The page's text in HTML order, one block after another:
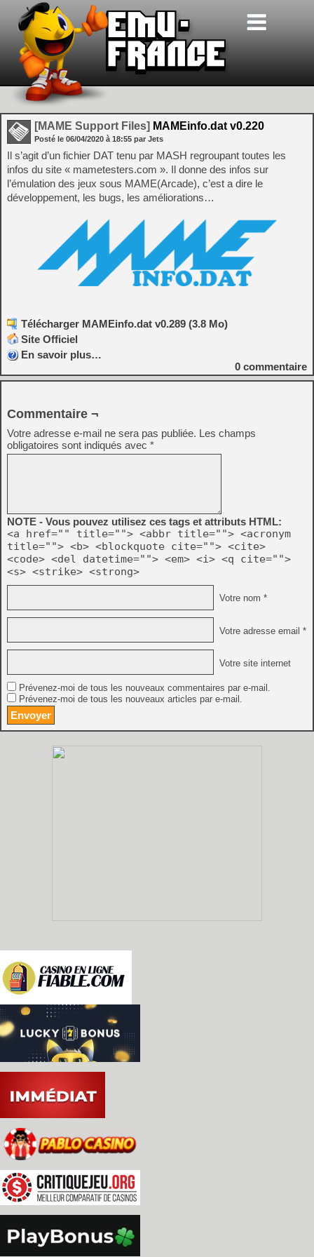
[MAME Support Files] MAMEinfo.dat v0.220
Posté le 06/04/2020 à 18:55 par Jets
Il s’agit d’un fichier DAT tenu par MASH regroupant toutes les
infos du site « mametesters.com ». Il donne des infos sur
l’émulation des jeux sous MAME(Arcade), c’est a dire le
développement, les bugs, les améliorations…
Télécharger MAMEinfo.dat v0.289 (3.8 Mo)
Site Officiel
En savoir plus…
0 commentaire
Commentaire ¬
Votre adresse e-mail ne sera pas publiée. Les champs
obligatoires sont indiqués avec *
NOTE - Vous pouvez utilisez ces tags et attributs HTML:
<a href="" title=""> <abbr title=""> <acronym
title=""> <b> <blockquote cite=""> <cite>
<code> <del datetime=""> <em> <i> <q cite="">
<s> <strike> <strong>
Votre nom *
Votre adresse email *
Votre site internet
Prévenez-moi de tous les nouveaux commentaires par e-mail.
Prévenez-moi de tous les nouveaux articles par e-mail.